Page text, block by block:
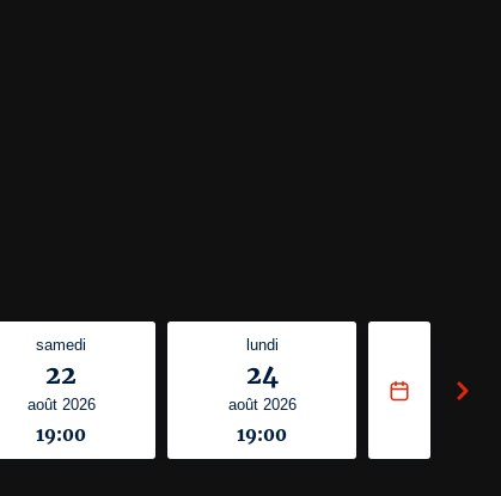
samedi
22
août 2026
19:00
lundi
24
août 2026
19:00